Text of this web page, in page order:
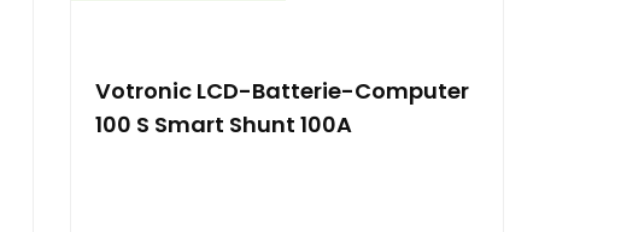
Votronic LCD-Batterie-Computer
100 S Smart Shunt 100A